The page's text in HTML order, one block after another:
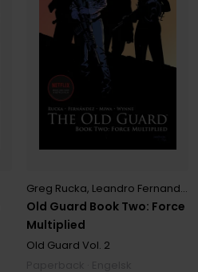
Old Guard Book Two: Force
Multiplied
Greg Rucka, Leandro Fernandez
Old Guard Vol. 2